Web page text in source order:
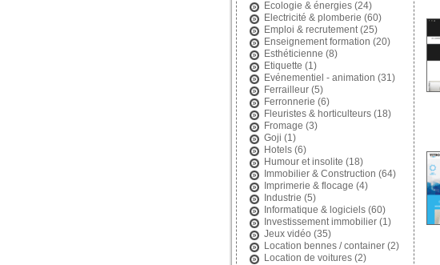
Ecologie & énergies(24)
Electricité & plomberie (60)
Emploi & recrutement(25)
Enseignement formation (20)
Esthéticienne (8)
Etiquette (1)
Evénementiel - animation (31)
Ferrailleur(5)
Ferronnerie (6)
Fleuristes & horticulteurs(18)
Fromage (3)
Goji (1)
Hotels(6)
Humour et insolite (18)
Immobilier & Construction (64)
Imprimerie & flocage (4)
Industrie (5)
Informatique & logiciels(60)
Investissement immobilier(1)
Jeux vidéo (35)
Location bennes / container(2)
Location de voitures(2)